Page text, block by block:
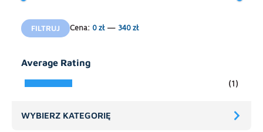
Cena
min
Cena
maxFILTRUJ Cena: 0 zł— 340 zł
Average Rating
(1)
WYBIERZ KATEGORIĘ